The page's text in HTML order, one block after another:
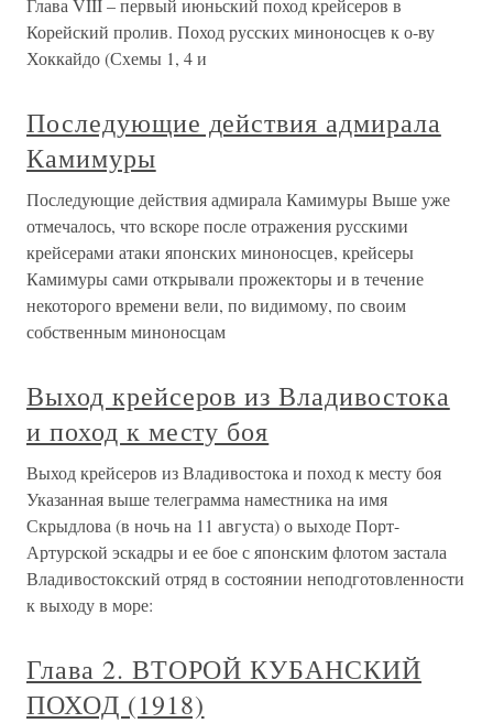
Глава VIII – первый июньский поход крейсеров в
Корейский пролив. Поход русских миноносцев к о-ву
Хоккайдо (Схемы 1, 4 и
Последующие действия адмирала
Камимуры
Последующие действия адмирала Камимуры Выше уже
отмечалось, что вскоре после отражения русскими
крейсерами атаки японских миноносцев, крейсеры
Камимуры сами открывали прожекторы и в течение
некоторого времени вели, по видимому, по своим
собственным миноносцам
Выход крейсеров из Владивостока
и поход к месту боя
Выход крейсеров из Владивостока и поход к месту боя
Указанная выше телеграмма наместника на имя
Скрыдлова (в ночь на 11 августа) о выходе Порт-
Артурской эскадры и ее бое с японским флотом застала
Владивостокский отряд в состоянии неподготовленности
к выходу в море:
Глава 2. ВТОРОЙ КУБАНСКИЙ
ПОХОД (1918)